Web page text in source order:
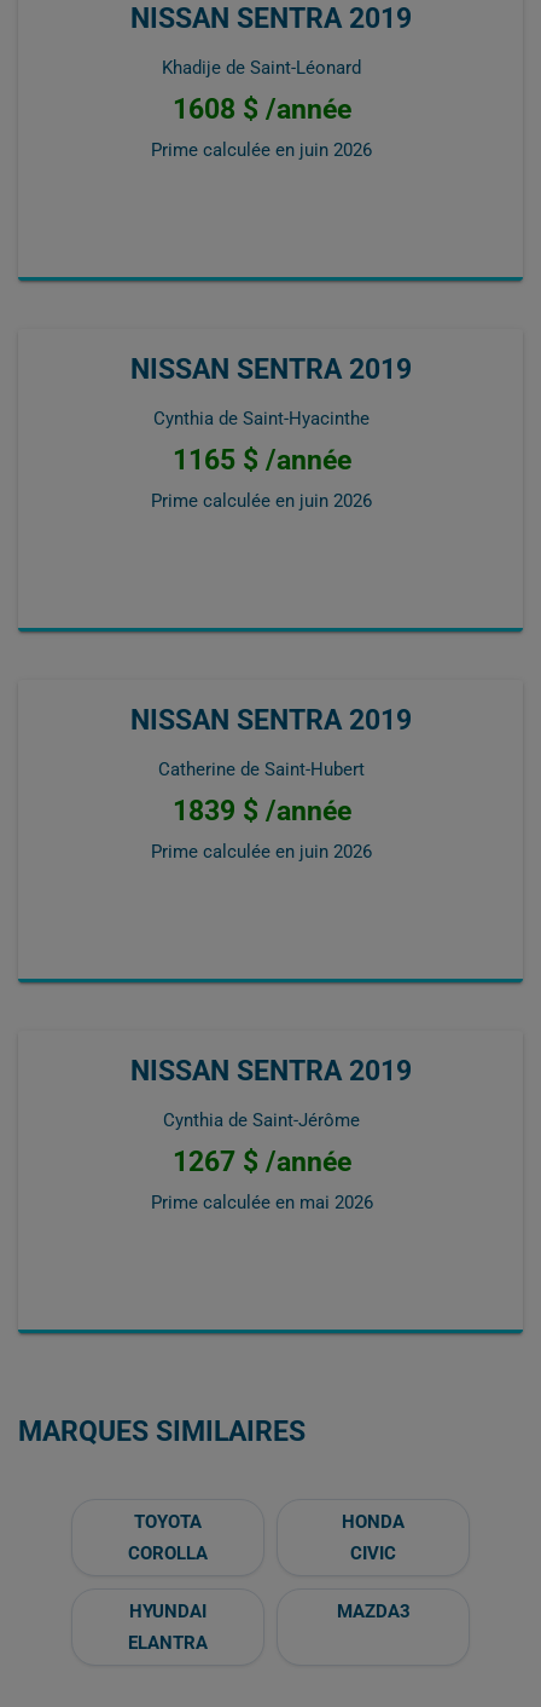
NISSAN SENTRA 2019
Khadije de Saint-Léonard
1608 $ /année
Prime calculée en juin 2026
NISSAN SENTRA 2019
Cynthia de Saint-Hyacinthe
1165 $ /année
Prime calculée en juin 2026
NISSAN SENTRA 2019
Catherine de Saint-Hubert
1839 $ /année
Prime calculée en juin 2026
NISSAN SENTRA 2019
Cynthia de Saint-Jérôme
1267 $ /année
Prime calculée en mai 2026
MARQUES SIMILAIRES
TOYOTA
COROLLA
HONDA
CIVIC
HYUNDAI
ELANTRA
MAZDA3